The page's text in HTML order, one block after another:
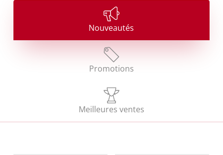
Nouveautés
Promotions
Meilleures ventes